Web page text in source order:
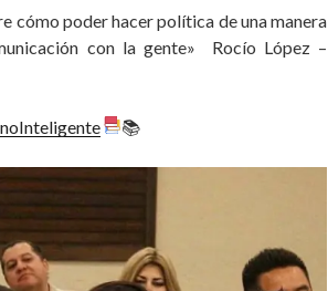
cómo poder hacer política de una manera
con la gente» Rocío López –
📚